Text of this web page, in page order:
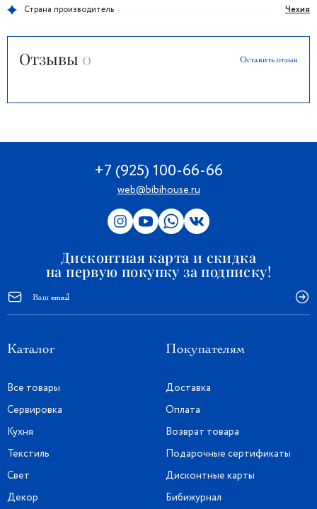
Страна производитель Чехия
Отзывы 0 Оставить отзыв
+7 (925) 100-66-66
web@bibihouse.ru
Дисконтная карта и скидка
на первую покупку за подписку!
Каталог
Все товары
Сервировка
Кухня
Текстиль
Свет
Декор
Покупателям
Доставка
Оплата
Возврат товара
Подарочные сертификаты
Дисконтные карты
Бибижурнал